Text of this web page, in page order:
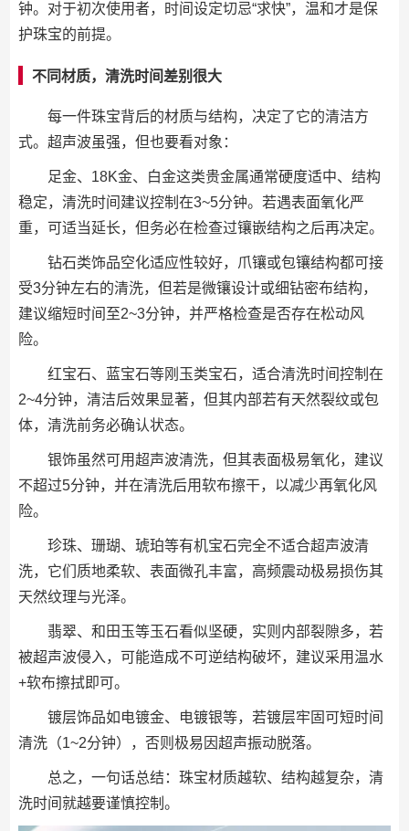
钟。对于初次使用者，时间设定切忌“求快”，温和才是保
护珠宝的前提。
不同材质，清洗时间差别很大
每一件珠宝背后的材质与结构，决定了它的清洁方
式。超声波虽强，但也要看对象：
足金、18K金、白金这类贵金属通常硬度适中、结构
稳定，清洗时间建议控制在3~5分钟。若遇表面氧化严
重，可适当延长，但务必在检查过镶嵌结构之后再决定。
钻石类饰品空化适应性较好，爪镶或包镶结构都可接
受3分钟左右的清洗，但若是微镶设计或细钻密布结构，
建议缩短时间至2~3分钟，并严格检查是否存在松动风
险。
红宝石、蓝宝石等刚玉类宝石，适合清洗时间控制在
2~4分钟，清洁后效果显著，但其内部若有天然裂纹或包
体，清洗前务必确认状态。
银饰虽然可用超声波清洗，但其表面极易氧化，建议
不超过5分钟，并在清洗后用软布擦干，以减少再氧化风
险。
珍珠、珊瑚、琥珀等有机宝石完全不适合超声波清
洗，它们质地柔软、表面微孔丰富，高频震动极易损伤其
天然纹理与光泽。
翡翠、和田玉等玉石看似坚硬，实则内部裂隙多，若
被超声波侵入，可能造成不可逆结构破坏，建议采用温水
+软布擦拭即可。
镀层饰品如电镀金、电镀银等，若镀层牢固可短时间
清洗（1~2分钟），否则极易因超声振动脱落。
总之，一句话总结：珠宝材质越软、结构越复杂，清
洗时间就越要谨慎控制。